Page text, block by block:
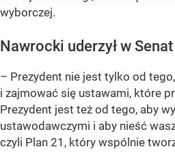
wyborczej.
Nawrocki uderzył w Senat
– Prezydent nie jest tylko od
i zajmować się ustawami, które
Prezydent jest też od tego, aby
ustawodawczymi i aby nieść
czyli Plan 21, który wspólnie